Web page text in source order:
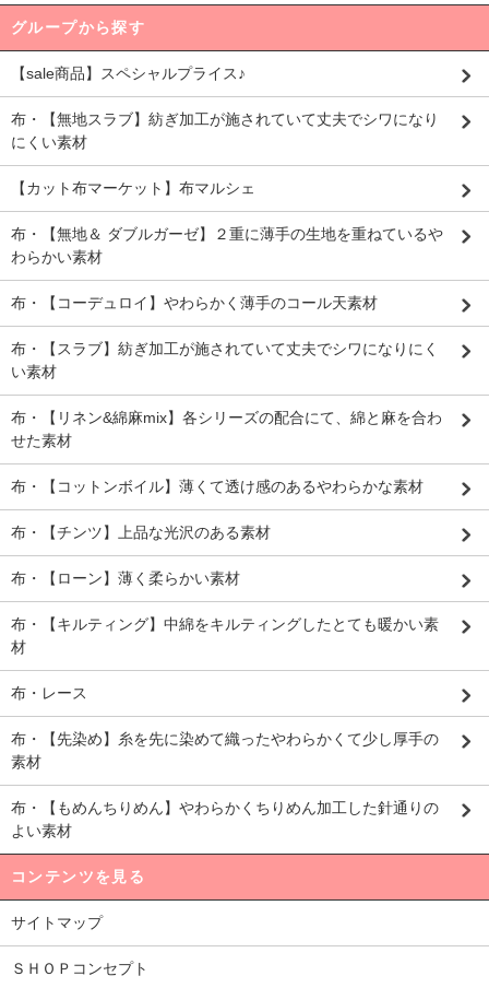
グループから探す
【sale商品】スペシャルプライス♪
布・【無地スラブ】紡ぎ加工が施されていて丈夫でシワになり
にくい素材
【カット布マーケット】布マルシェ
布・【無地＆ ダブルガーゼ】２重に薄手の生地を重ねているや
わらかい素材
布・【コーデュロイ】やわらかく薄手のコール天素材
布・【スラブ】紡ぎ加工が施されていて丈夫でシワになりにく
い素材
布・【リネン&綿麻mix】各シリーズの配合にて、綿と麻を合わ
せた素材
布・【コットンボイル】薄くて透け感のあるやわらかな素材
布・【チンツ】上品な光沢のある素材
布・【ローン】薄く柔らかい素材
布・【キルティング】中綿をキルティングしたとても暖かい素
材
布・レース
布・【先染め】糸を先に染めて織ったやわらかくて少し厚手の
素材
布・【もめんちりめん】やわらかくちりめん加工した針通りの
よい素材
コンテンツを見る
サイトマップ
ＳＨＯＰコンセプト